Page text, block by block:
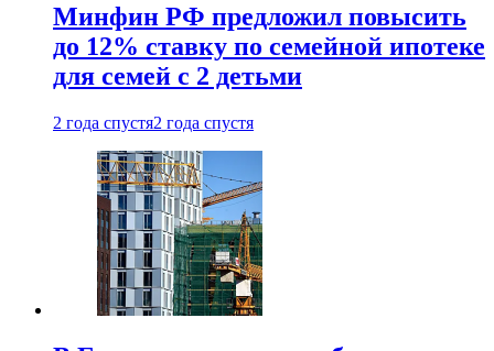
Минфин РФ предложил повысить
до 12% ставку по семейной ипотеке
для семей с 2 детьми
2 года спустя2 года спустя